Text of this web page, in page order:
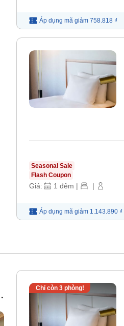
Áp dụng mã giảm 758.818 ₫
Seasonal Sale
Flash Coupon
Giá: 1 đêm | |
Áp dụng mã giảm 1.143.890 ₫
Chỉ còn 3phòng!